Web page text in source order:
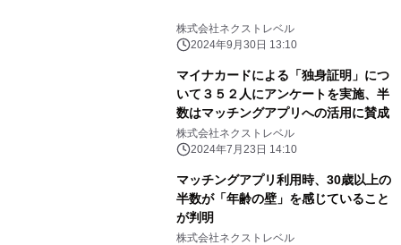
株式会社ネクストレベル
2024年9月30日 13:10
マイナカードによる「独身証明」につ
いて３５２人にアンケートを実施、半
数はマッチングアプリへの活用に賛成
株式会社ネクストレベル
2024年7月23日 14:10
マッチングアプリ利用時、30歳以上の
半数が「年齢の壁」を感じていること
が判明
株式会社ネクストレベル